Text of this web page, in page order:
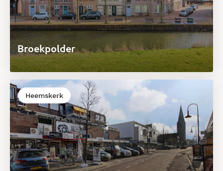
Broekpolder
Heemskerk